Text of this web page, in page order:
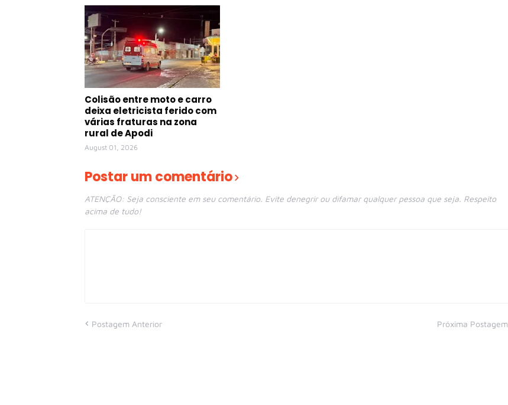
Colisão entre moto e carro
deixa eletricista ferido com
várias fraturas na zona
rural de Apodi
August 01, 2026
Postar um comentário
ATENÇÃO: Seja consciente em seu comentário. Evite denegrir ou difamar qualquer pessoa que seja. Respeito
acima de tudo!
Postagem Anterior Próxima Postagem